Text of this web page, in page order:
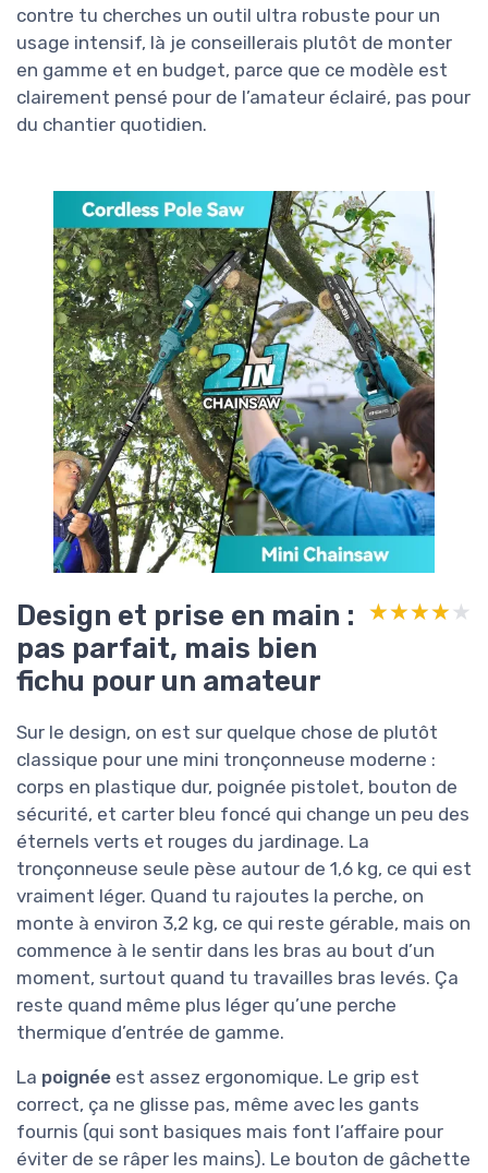
contre tu cherches un outil ultra robuste pour un
usage intensif, là je conseillerais plutôt de monter
en gamme et en budget, parce que ce modèle est
clairement pensé pour de l’amateur éclairé, pas pour
du chantier quotidien.
Design et prise en main :
pas parfait, mais bien
fichu pour un amateur
★★★★★
★★★★★
Sur le design, on est sur quelque chose de plutôt
classique pour une mini tronçonneuse moderne :
corps en plastique dur, poignée pistolet, bouton de
sécurité, et carter bleu foncé qui change un peu des
éternels verts et rouges du jardinage. La
tronçonneuse seule pèse autour de 1,6 kg, ce qui est
vraiment léger. Quand tu rajoutes la perche, on
monte à environ 3,2 kg, ce qui reste gérable, mais on
commence à le sentir dans les bras au bout d’un
moment, surtout quand tu travailles bras levés. Ça
reste quand même plus léger qu’une perche
thermique d’entrée de gamme.
La poignée est assez ergonomique. Le grip est
correct, ça ne glisse pas, même avec les gants
fournis (qui sont basiques mais font l’affaire pour
éviter de se râper les mains). Le bouton de gâchette